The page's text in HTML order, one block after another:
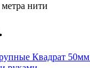
нити
Квадрат 50мм